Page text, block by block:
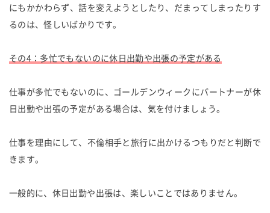
にもかかわらず、話を変えようとしたり、だまってしまったりす
るのは、怪しいばかりです。
その4：多忙でもないのに休日出勤や出張の予定がある
仕事が多忙でもないのに、ゴールデンウィークにパートナーが休
日出勤や出張の予定がある場合は、気を付けましょう。
仕事を理由にして、不倫相手と旅行に出かけるつもりだと判断で
きます。
一般的に、休日出勤や出張は、楽しいことではありません。